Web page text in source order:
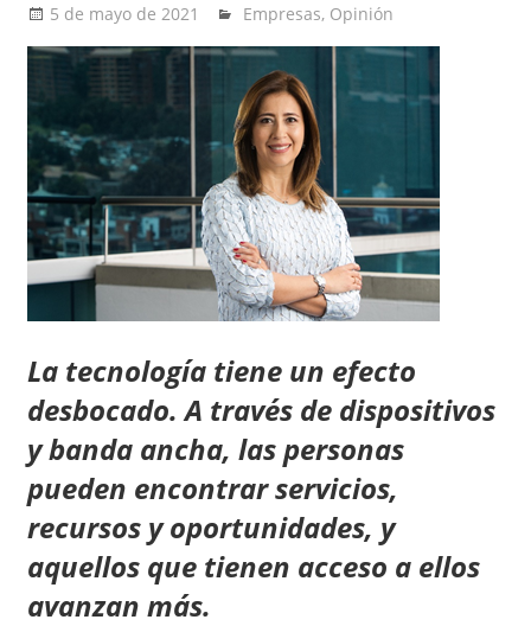
5 de mayo de 2021 Ernesto Herrera
Empresas, Opinión
La tecnología tiene un efecto
desbocado. A través de dispositivos
y banda ancha, las personas
pueden encontrar servicios,
recursos y oportunidades, y
aquellos que tienen acceso a ellos
avanzan más.